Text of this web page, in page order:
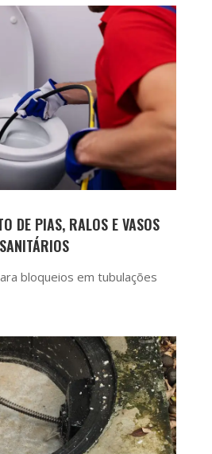
DE PIAS, RALOS E VASOS
SANITÁRIOS
bloqueios em tubulações